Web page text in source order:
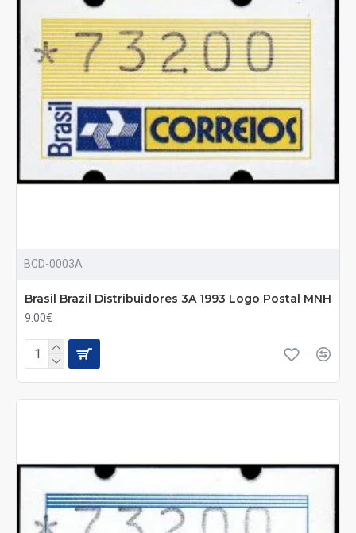
BCD-0003A
Brasil Brazil Distribuidores 3A 1993 Logo Postal MNH
9.00€